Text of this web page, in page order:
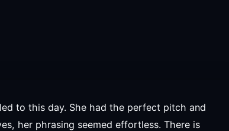
to this day. She had the perfect pitch and
her phrasing seemed effortless. There is